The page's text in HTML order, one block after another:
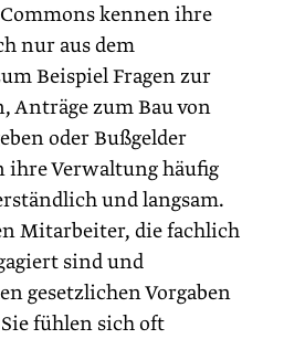
kennen ihre
nur aus dem
Beispiel Fragen zur
Anträge zum Bau von
oder Bußgelder
ihre Verwaltung häufig
und langsam.
Mitarbeiter, die fachlich
sind und
gesetzlichen Vorgaben
fühlen sich oft